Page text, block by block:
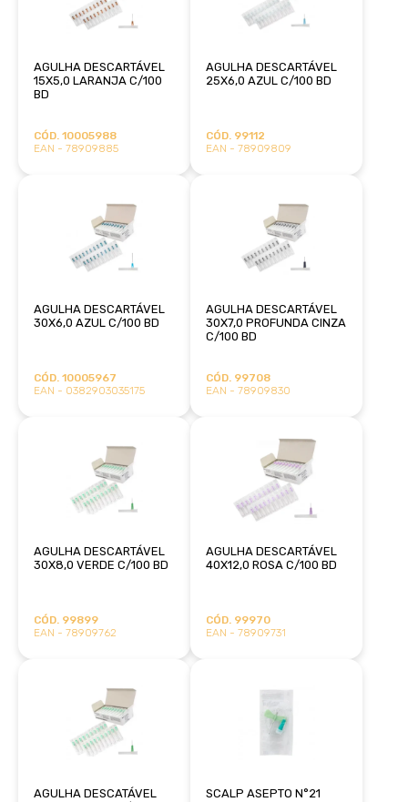
AGULHA DESCARTÁVEL
15X5,0 LARANJA C/100
BD
CÓD. 10005988
EAN - 78909885
AGULHA DESCARTÁVEL
25X6,0 AZUL C/100 BD
CÓD. 99112
EAN - 78909809
AGULHA DESCARTÁVEL
30X6,0 AZUL C/100 BD
CÓD. 10005967
EAN - 0382903035175
AGULHA DESCARTÁVEL
30X7,0 PROFUNDA CINZA
C/100 BD
CÓD. 99708
EAN - 78909830
AGULHA DESCARTÁVEL
30X8,0 VERDE C/100 BD
CÓD. 99899
EAN - 78909762
AGULHA DESCARTÁVEL
40X12,0 ROSA C/100 BD
CÓD. 99970
EAN - 78909731
AGULHA DESCATÁVEL
SCALP ASEPTO N°21